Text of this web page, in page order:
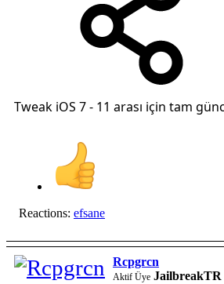
Tweak iOS 7 - 11 arası için tam
Reactions: efsane
Rcpgrcn
Aktif Üye JailbreakTR